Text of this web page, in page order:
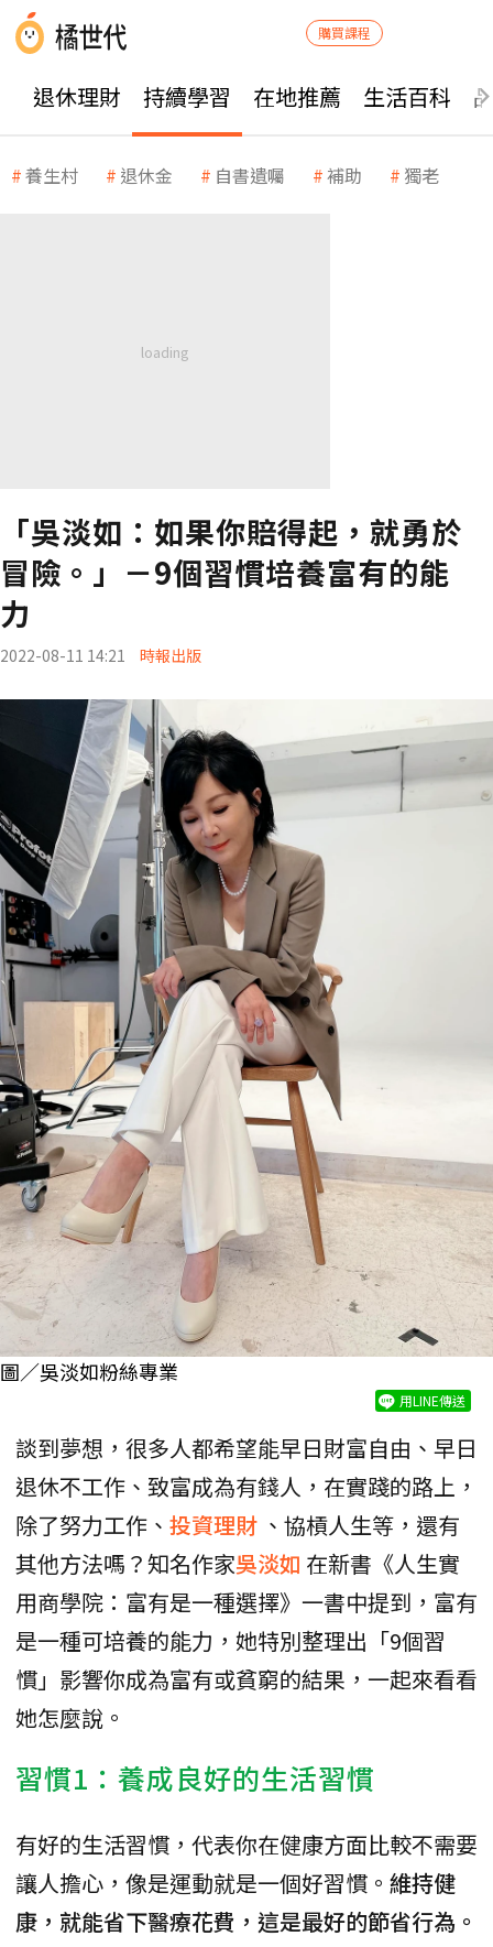
購買課程
退休理財 持續學習 在地推薦 生活百科
養生村 退休金 自書遺囑 補助 獨老
「吳淡如：如果你賠得起，就勇於
冒險。」－9個習慣培養富有的能
力
2022-08-11 14:21 時報出版
圖／吳淡如粉絲專業
用LINE傳送
談到夢想，很多人都希望能早日財富自由、早日
退休不工作、致富成為有錢人，在實踐的路上，
除了努力工作、 投資理財 、協槓人生等，還有
其他方法嗎？知名作家吳淡如 在新書《人生實
用商學院：富有是一種選擇》一書中提到，富有
是一種可培養的能力，她特別整理出「9個習
慣」影響你成為富有或貧窮的結果，一起來看看
她怎麼說。
習慣1：養成良好的生活習慣
有好的生活習慣，代表你在健康方面比較不需要
讓人擔心，像是運動就是一個好習慣。 維持健
康，就能省下醫療花費，這是最好的節省行為。